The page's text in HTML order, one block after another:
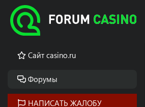
Cайт casino.ru
Форумы
НАПИСАТЬ ЖАЛОБУ